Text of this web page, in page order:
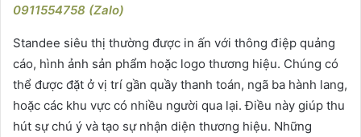
0911554758 (Zalo)
Standee siêu thị thường được in ấn với thông điệp quảng
cáo, hình ảnh sản phẩm hoặc logo thương hiệu. Chúng có
thể được đặt ở vị trí gần quầy thanh toán, ngã ba hành lang,
hoặc các khu vực có nhiều người qua lại. Điều này giúp thu
hút sự chú ý và tạo sự nhận diện thương hiệu. Những